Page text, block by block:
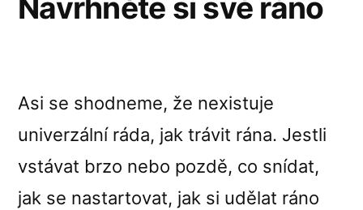
Navrhněte si své ráno
Asi se shodneme, že nexistuje
univerzální ráda, jak trávit rána. Jestli
vstávat brzo nebo pozdě, co snídat,
jak se nastartovat, jak si udělat ráno